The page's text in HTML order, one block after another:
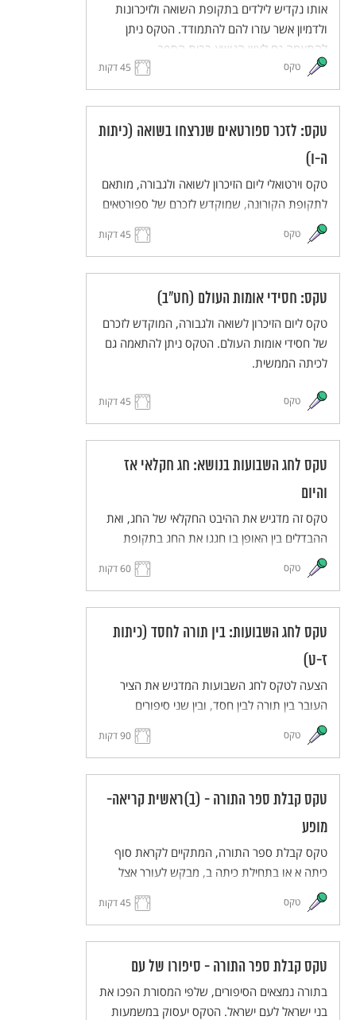
אותו נקדיש לילדים בתקופת השואה ולזיכרונות
ולדמיון אשר עזרו להם להתמודד. הטקס ניתן
להתאמה גם לציון הנושא בבית הספר.
טקס 45 דקות
טקס: לזכר ספורטאים שנרצחו בשואה (כיתות
ה-ו)
טקס וירטואלי ליום הזיכרון לשואה ולגבורה, מותאם
לתקופת הקורונה, שמוקדש לזכרם של ספורטאים
שנרצחו בשואה. תוכנן כטקס וירטואלי, אך ניתן
להתאימו להעברה בכיתה הממשית.
טקס 45 דקות
טקס: חסידי אומות העולם (חט"ב)
טקס ליום הזיכרון לשואה ולגבורה, המוקדש לזכרם
של חסידי אומות העולם. הטקס ניתן להתאמה גם
לכיתה הממשית.
טקס 45 דקות
טקס לחג השבועות בנושא: חג חקלאי אז
והיום
טקס זה מדגיש את ההיבט החקלאי של החג, ואת
ההבדלים בין האופן בו חגגו את החג בתקופת
המשנה לבין האופן בו חגגו אותו החל משנות
טקס 60 דקות
טקס לחג השבועות: בין תורה לחסד (כיתות
ז-ט)
הצעה לטקס לחג השבועות המדגיש את הציר
העובר בין תורה לבין חסד, ובין שני סיפורים
מקראיים: מעמד הר סיני ומגילת רות. הטקס משלב
הצגה ודיבייט.
טקס 90 דקות
טקס קבלת ספר התורה - (ב)ראשית קריאה-
מופע
טקס קבלת ספר התורה, המתקיים לקראת סוף
כיתה א או בתחילת כיתה ב, מבקש לעורר אצל
הילדים תחושה רחבה של שייכות וקשר לעם
היהודי. טקס זה שם דגש על ראשית הקריאה,
טקס 45 דקות
טקס קבלת ספר התורה - סיפורו של עם
בתורה נמצאים הסיפורים, שלפי המסורת הפכו את
בני ישראל לעם ישראל. הטקס יעסוק במשמעות